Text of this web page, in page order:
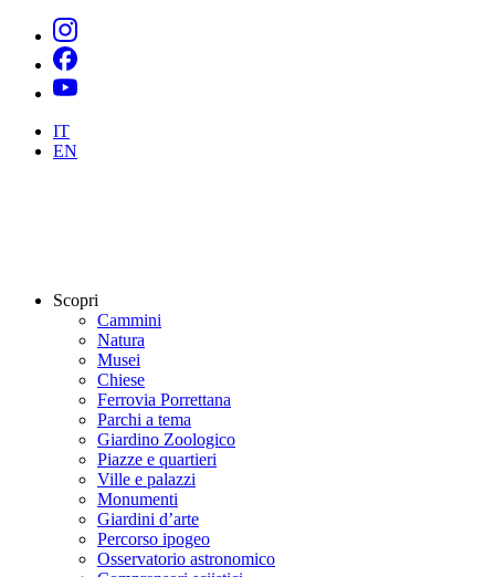
IT
EN
Scopri
Cammini
Natura
Musei
Chiese
Ferrovia Porrettana
Parchi a tema
Giardino Zoologico
Piazze e quartieri
Ville e palazzi
Monumenti
Giardini d’arte
Percorso ipogeo
Osservatorio astronomico